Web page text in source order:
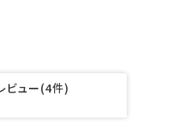
ビュー(4件)